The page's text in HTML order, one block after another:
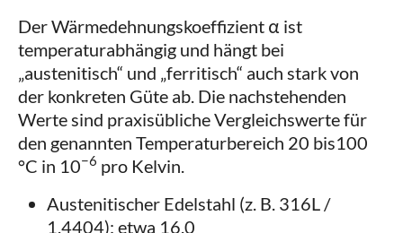
Der Wärmedehnungskoeffizient α ist
temperaturabhängig und hängt bei
„austenitisch“ und „ferritisch“ auch stark von
der konkreten Güte ab. Die nachstehenden
Werte sind praxisübliche Vergleichswerte für
den genannten Temperaturbereich 20 bis100
°C in 10−6 pro Kelvin.
Austenitischer Edelstahl (z. B. 316L /
1.4404): etwa 16.0